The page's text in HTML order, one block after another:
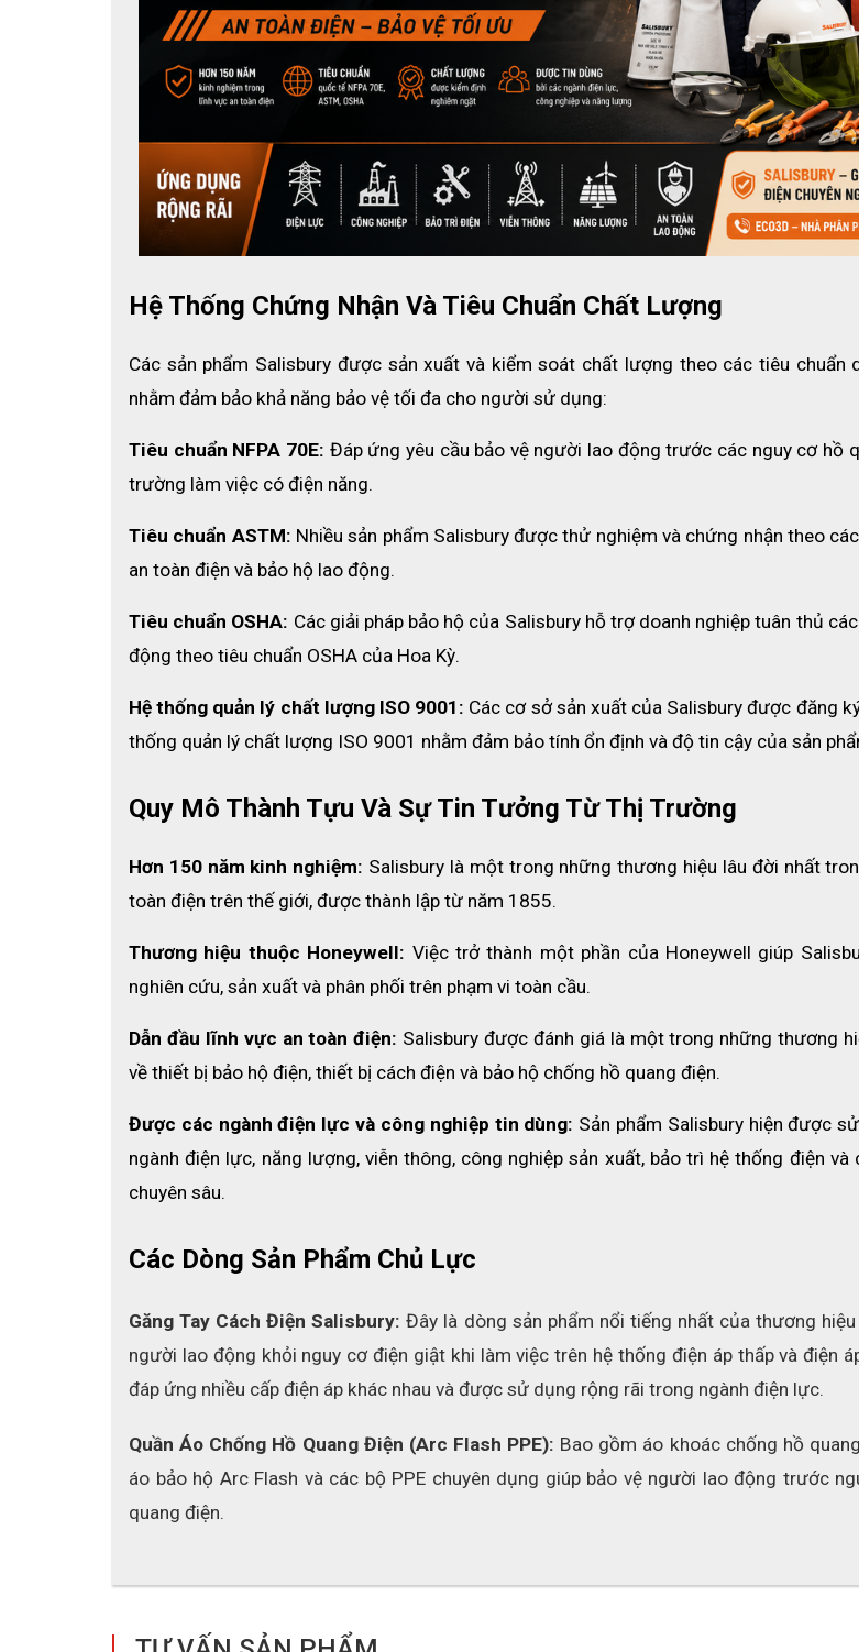
Đặc điểm nổi bật của giày cách điện 20KV SALISBURY
Sự kết hợp giữa Latex và cao su tự nhiên giúp đôi giày có khả năng kháng nước tuyệt
trọng khi làm việc trong điều kiện ẩm ướt, nơi nguy cơ rò rỉ điện tăng cao. Chất liệu này
được độ co giãn tốt và không bị giòn gãy theo thời gian.
Dù là dòng ủng cách điện cao thế có độ dày lớn, nhưng Salisbury 51512 sở hữu cấu
đặc biệt. Thiết kế này giúp người sử dụng cảm thấy mềm mại, linh hoạt trong từng bước
Phần đế được thiết kế với các rãnh sâu, tăng cường độ bám dính trên các bề mặt trơn
tại các công trường. Cấu trúc đế bền bỉ giúp sản phẩm chịu được sự mài mòn mạnh mẽ
nghiệp.
Hệ Thống Chứng Nhận Và Tiêu Chuẩn Chất Lượng
Các sản phẩm Salisbury được sản xuất và kiểm soát chất lượng theo các tiêu chuẩn
nhằm đảm bảo khả năng bảo vệ tối đa cho người sử dụng:
Tiêu chuẩn NFPA 70E: Đáp ứng yêu cầu bảo vệ người lao động trước các nguy cơ hồ
trường làm việc có điện năng.
Tiêu chuẩn ASTM: Nhiều sản phẩm Salisbury được thử nghiệm và chứng nhận theo
an toàn điện và bảo hộ lao động.
Tiêu chuẩn OSHA: Các giải pháp bảo hộ của Salisbury hỗ trợ doanh nghiệp tuân thủ
động theo tiêu chuẩn OSHA của Hoa Kỳ.
Hệ thống quản lý chất lượng ISO 9001: Các cơ sở sản xuất của Salisbury được đăng
thống quản lý chất lượng ISO 9001 nhằm đảm bảo tính ổn định và độ tin cậy của sản
Quy Mô Thành Tựu Và Sự Tin Tưởng Từ Thị Trường
Hơn 150 năm kinh nghiệm: Salisbury là một trong những thương hiệu lâu đời nhất
toàn điện trên thế giới, được thành lập từ năm 1855.
Thương hiệu thuộc Honeywell: Việc trở thành một phần của Honeywell giúp
nghiên cứu, sản xuất và phân phối trên phạm vi toàn cầu.
Dẫn đầu lĩnh vực an toàn điện: Salisbury được đánh giá là một trong những thương
về thiết bị bảo hộ điện, thiết bị cách điện và bảo hộ chống hồ quang điện.
Được các ngành điện lực và công nghiệp tin dùng: Sản phẩm Salisbury hiện được
ngành điện lực, năng lượng, viễn thông, công nghiệp sản xuất, bảo trì hệ thống điện
chuyên sâu.
Các Dòng Sản Phẩm Chủ Lực
Găng Tay Cách Điện Salisbury: Đây là dòng sản phẩm nổi tiếng nhất của thương
người lao động khỏi nguy cơ điện giật khi làm việc trên hệ thống điện áp thấp và điện
đáp ứng nhiều cấp điện áp khác nhau và được sử dụng rộng rãi trong ngành điện lực.
Quần Áo Chống Hồ Quang Điện (Arc Flash PPE): Bao gồm áo khoác chống hồ
áo bảo hộ Arc Flash và các bộ PPE chuyên dụng giúp bảo vệ người lao động trước
quang điện.